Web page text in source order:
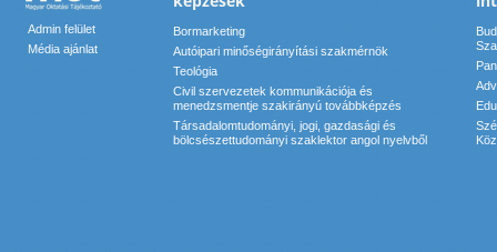
Admin felület
Média ajánlat
Bormarketing
Autóipari minőségirányítási szakmérnök
Teológia
Civil szervezetek kommunikációja és
menedzsmentje szakirányú továbbképzés
Társadalomtudományi, jogi, gazdasági és
bölcsészettudományi szaklektor angol nyelvből